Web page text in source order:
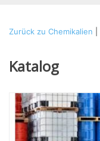
Zurück zu Chemikalien
Katalog